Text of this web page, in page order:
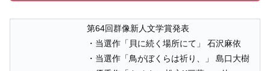
第64回群像新人文学賞発表
・当選作「貝に続く場所にて」 石沢麻依
・当選作「鳥がぼくらは祈り、」 島口大樹